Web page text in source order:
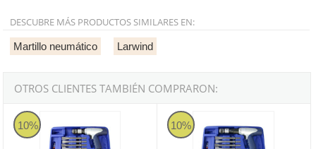
DESCUBRE MÁS PRODUCTOS SIMILARES EN:
Martillo neumático Larwind
OTROS CLIENTES TAMBIÉN COMPRARON:
10%
Larwind BEX-HA67A1
10%
Larwind BEX-HA90A1